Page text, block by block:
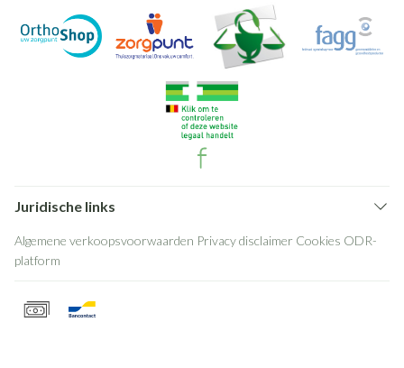
Juridische links
Algemene verkoopsvoorwaarden Privacy disclaimer Cookies ODR-
platform